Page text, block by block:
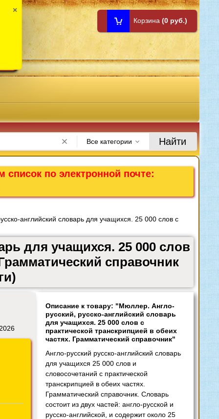
Корзина (0 руб.)
Все категории Найти
список по электронной почте:
английский словарь для учащихся. 25 000 слов с
для учащихся. 25 000 слов
справочник
Описание к товару: "Мюллер. Англо-
русский, русско-английский словарь
для учащихся. 25 000 слов с
практической транскрипцией в обеих
частях. Грамматический справочник"
Англо-русский русско-английский словарь
для учащихся 25 000 слов и
словосочетаний с практической
транскрипцией в обеих частях.
Грамматический справочник. Словарь
состоит из двух частей: англо-русской и
русско-английской, и содержит около 25
×